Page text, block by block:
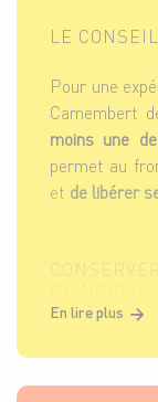
LE
Pour une
Camembert
moins une
permet au
et de libérer
possible dans
En lire plus